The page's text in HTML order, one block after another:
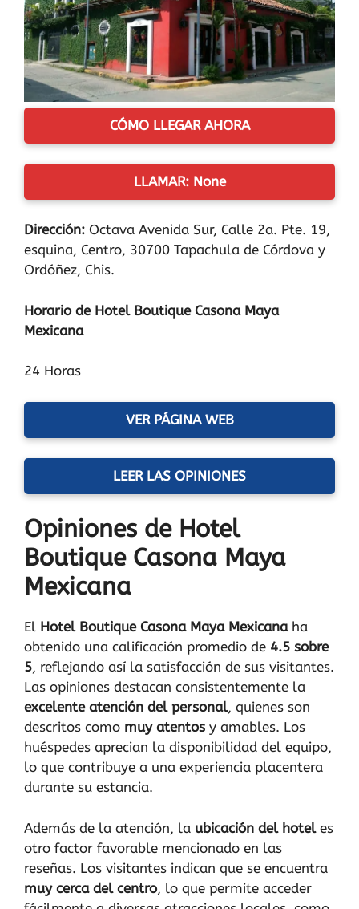
CÓMO LLEGAR AHORA
LLAMAR: None
Dirección: Octava Avenida Sur, Calle 2a. Pte. 19,
esquina, Centro, 30700 Tapachula de Córdova y
Ordóñez, Chis.
Horario de Hotel Boutique Casona Maya
Mexicana
24 Horas
VER PÁGINA WEB
LEER LAS OPINIONES
Opiniones de Hotel
Boutique Casona Maya
Mexicana
El Hotel Boutique Casona Maya Mexicanaha
obtenido una calificación promedio de 4.5 sobre
5, reflejando así la satisfacción de sus visitantes.
Las opiniones destacan consistentemente la
excelente atención del personal, quienes son
descritos como muy atentos y amables. Los
huéspedes aprecian la disponibilidad del equipo,
lo que contribuye a una experiencia placentera
durante su estancia.
Además de la atención, la ubicación del hoteles
otro factor favorable mencionado en las
reseñas. Los visitantes indican que se encuentra
muy cerca del centro, lo que permite acceder